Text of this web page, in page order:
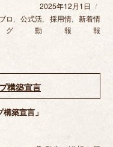
投
稿
2025年12月1日
ロ
グ
,
公式活
動
,
採用情
報
, 新着情
報
構築宣言
構築宣言」